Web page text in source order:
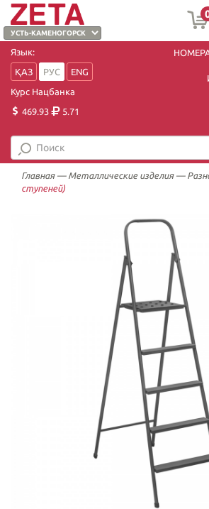
Язык:
ҚАЗ
РУС
ENG
Курс Нацбанка
469.93
5.71
Главная— Металлические изделия—
ступеней)